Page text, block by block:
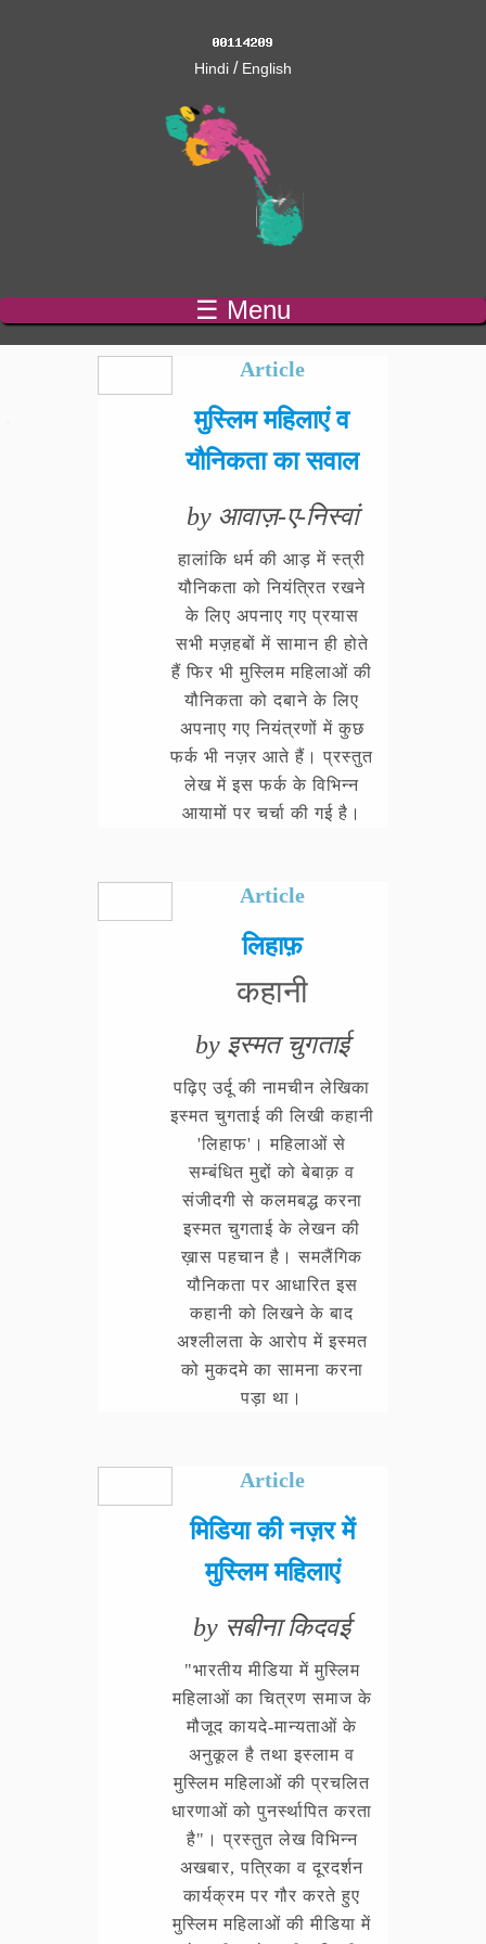
Hindi / English
☰ Menu
Article
मुस्लिम महिलाएं व
यौनिकता का सवाल
by आवाज़-ए-निस्वां
हालांकि धर्म की आड़ में स्त्री
यौनिकता को नियंत्रित रखने
के लिए अपनाए गए प्रयास
सभी मज़हबों में सामान ही होते
हैं फिर भी मुस्लिम महिलाओं की
यौनिकता को दबाने के लिए
अपनाए गए नियंत्रणों में कुछ
फर्क भी नज़र आते हैं। प्रस्तुत
लेख में इस फर्क के विभिन्न
आयामों पर चर्चा की गई है।
Article
लिहाफ़
कहानी
by इस्मत चुगताई
पढ़िए उर्दू की नामचीन लेखिका
इस्मत चुगताई की लिखी कहानी
'लिहाफ'। महिलाओं से
सम्बंधित मुद्दों को बेबाक़ व
संजीदगी से कलमबद्ध करना
इस्मत चुगताई के लेखन की
ख़ास पहचान है। समलैंगिक
यौनिकता पर आधारित इस
कहानी को लिखने के बाद
अश्लीलता के आरोप में इस्मत
को मुकदमे का सामना करना
पड़ा था।
Article
मिडिया की नज़र में
मुस्लिम महिलाएं
by सबीना किदवई
"भारतीय मीडिया में मुस्लिम
महिलाओं का चित्रण समाज के
मौजूद कायदे-मान्यताओं के
अनुकूल है तथा इस्लाम व
मुस्लिम महिलाओं की प्रचलित
धारणाओं को पुनर्स्थापित करता
है"। प्रस्तुत लेख विभिन्न
अखबार, पत्रिका व दूरदर्शन
कार्यक्रम पर गौर करते हुए
मुस्लिम महिलाओं की मीडिया में
Pages